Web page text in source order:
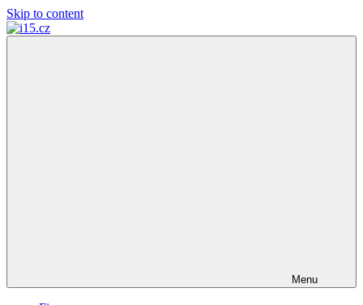
Skip to content
Menu